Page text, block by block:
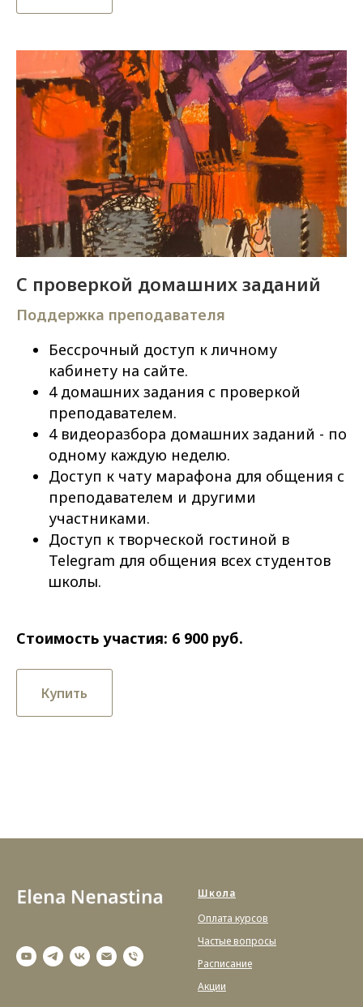
С проверкой домашних заданий
Поддержка преподавателя
Бессрочный доступ к личному
кабинету на сайте.
4 домашних задания с проверкой
преподавателем.
4 видеоразбора домашних заданий - по
одному каждую неделю.
Доступ к чату марафона для общения с
преподавателем и другими
участниками.
Доступ к творческой гостиной в
Telegram для общения всех студентов
школы.
Стоимость участия: 6 900 руб.
Купить
Школа
Оплата курсов
Частые вопросы
Расписание
Акции